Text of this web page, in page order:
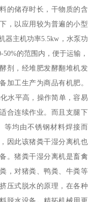
的储存时长，干物质的含
，以应用较为普遍的小型
器主机功率5.5kw，水泵功
的范围内，便于运输，
剂，经堆肥发酵翻堆机发
加工生产为商品有机肥。
水平高，操作简单，容易
合连续作业。而且支腿下
等均由不锈钢材料焊接而
因此该猪粪干湿分离机也
。猪粪干湿分离机是畜禽
，对猪粪、鸭粪、牛粪等
压式脱水的原理，在各种